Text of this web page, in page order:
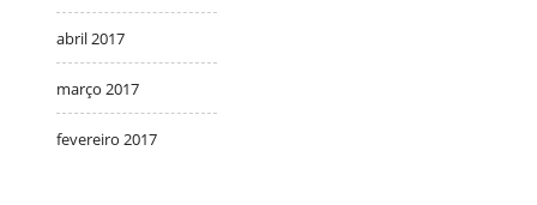
abril 2017
março 2017
fevereiro 2017